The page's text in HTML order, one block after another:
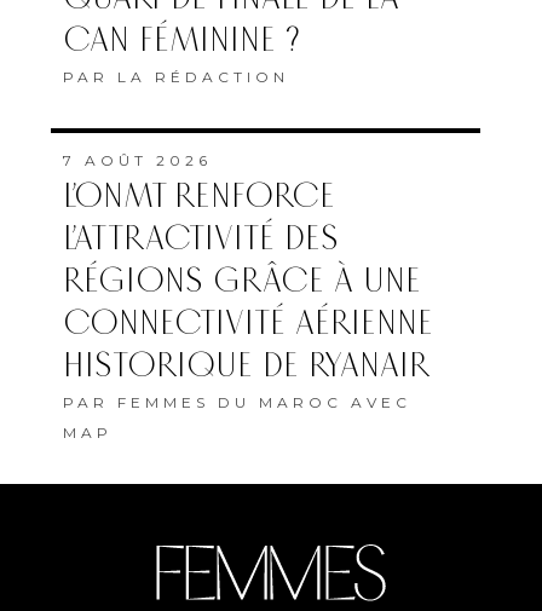
CAN FÉMININE ?
PAR LA RÉDACTION
7 AOÛT 2026
L’ONMT RENFORCE
L’ATTRACTIVITÉ DES
RÉGIONS GRÂCE À UNE
CONNECTIVITÉ AÉRIENNE
HISTORIQUE DE RYANAIR
PAR FEMMES DU MAROC AVEC
MAP